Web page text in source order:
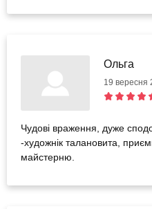
Ольга
19 вересня
Чудові враження, дуже
-художнік талановита,
майстерню.